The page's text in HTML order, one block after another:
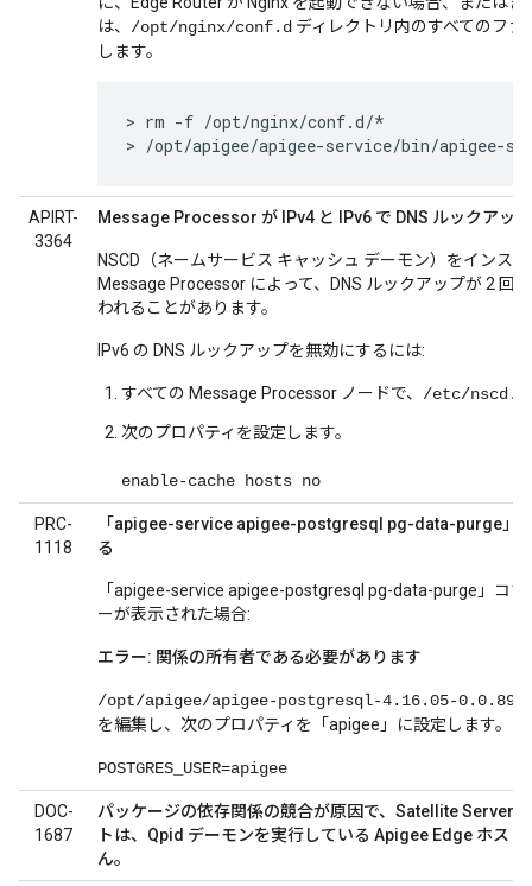
は、 /opt/nginx/conf.d ディレクトリ内のすべてのフ
します。
> rm -f /opt/nginx/conf.d/*
> /opt/apigee/apigee-service/bin/apigee-
APIRT-
3364
Message Processor が IPv4 と IPv6 で DNS ルックアッ
NSCD（ネームサービス キャッシュ デーモン）をインス
Message Processor によって、DNS ルックアップが 2 回
われることがあります。
IPv6 の DNS ルックアップを無効にするには:
すべての Message Processor ノードで、 /etc/
次のプロパティを設定します。
enable-cache hosts no
PRC-
1118
「apigee-service apigee-postgresql pg-data-purge」
る
「apigee-service apigee-postgresql pg-data-purge」コ
ーが表示された場合:
エラー: 関係の所有者である必要があります
/opt/apigee/apigee-postgresql-4.16.05-
を編集し、次のプロパティを「apigee」に設定します。
POSTGRES_USER=apigee
DOC-
1687
パッケージの依存関係の競合が原因で、Satellite Server
トは、Qpid デーモンを実行している Apigee Edge ホス
ん。